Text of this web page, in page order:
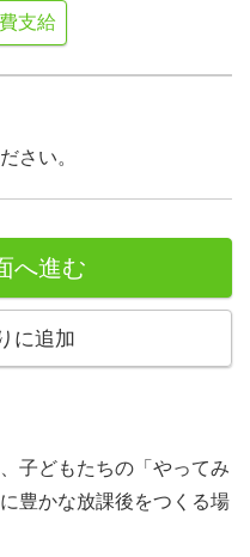
支給
さい。
へ進む
に追加
子どもたちの「やってみ
豊かな放課後をつくる場